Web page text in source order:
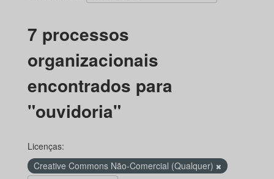
7 processos
organizacionais
encontrados para
"ouvidoria"
Licenças:
Creative Commons Não-Comercial (Qualquer)